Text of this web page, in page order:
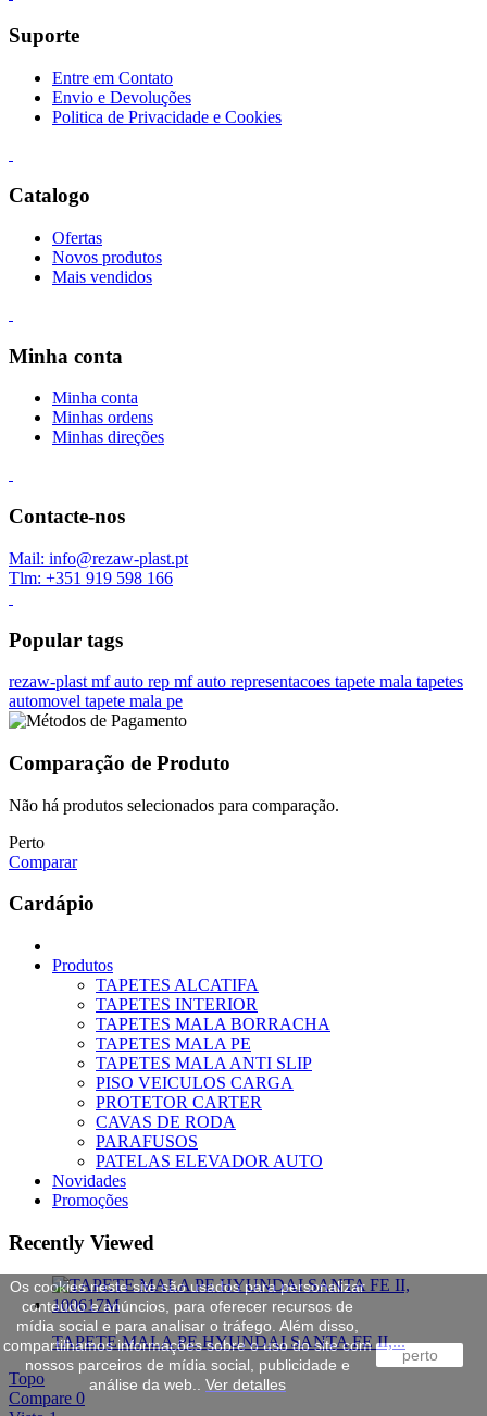
Os cookies neste site são usados para personalizar
conteúdo e anúncios, para oferecer recursos de
mídia social e para analisar o tráfego. Além disso,
compartilhamos informações sobre o uso do site com
nossos parceiros de mídia social, publicidade e
análise da web.. Ver detalles
perto
Suporte
Entre em Contato
Envio e Devoluções
Politica de Privacidade e Cookies
Catalogo
Ofertas
Novos produtos
Mais vendidos
Minha conta
Minha conta
Minhas ordens
Minhas direções
Contacte-nos
Mail: info@rezaw-plast.pt
Tlm: +351 919 598 166
Popular tags
rezaw-plast mf auto rep mf auto representacoes tapete mala tapetes
automovel tapete mala pe
Comparação de Produto
Não há produtos selecionados para comparação.
Perto
Comparar
Cardápio
Produtos
TAPETES ALCATIFA
TAPETES INTERIOR
TAPETES MALA BORRACHA
TAPETES MALA PE
TAPETES MALA ANTI SLIP
PISO VEICULOS CARGA
PROTETOR CARTER
CAVAS DE RODA
PARAFUSOS
PATELAS ELEVADOR AUTO
Novidades
Promoções
Recently Viewed
TAPETE MALA PE HYUNDAI SANTA FE II,...
Topo
Compare 0